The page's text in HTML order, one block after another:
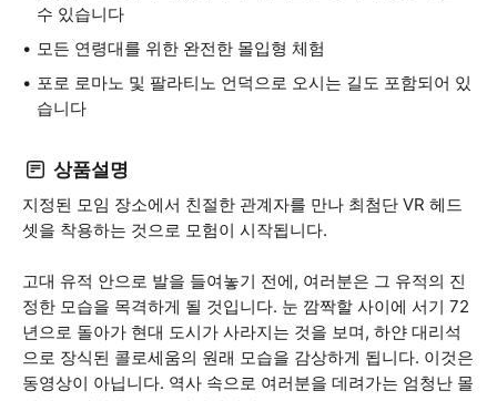
수 있습니다
모든 연령대를 위한 완전한 몰입형 체험
포로 로마노 및 팔라티노 언덕으로 오시는 길도 포함되어 있
습니다
상품설명
지정된 모임 장소에서 친절한 관계자를 만나 최첨단 VR 헤드
셋을 착용하는 것으로 모험이 시작됩니다.
고대 유적 안으로 발을 들여놓기 전에, 여러분은 그 유적의 진
정한 모습을 목격하게 될 것입니다. 눈 깜짝할 사이에 서기 72
년으로 돌아가 현대 도시가 사라지는 것을 보며, 하얀 대리석
으로 장식된 콜로세움의 원래 모습을 감상하게 됩니다. 이것은
동영상이 아닙니다. 역사 속으로 여러분을 데려가는 엄청난 몰